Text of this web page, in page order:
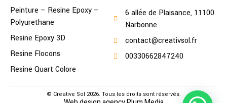
Peinture – Resine Epoxy –
Polyurethane
Resine Epoxy 3D
Resine Flocons
Resine Quart Colore
6 allée de Plaisance, 11100
Narbonne
contact@creativsol.fr
00330662847240
© Creative Sol 2026. Tous les droits sont réservés.
Bonjour👋,